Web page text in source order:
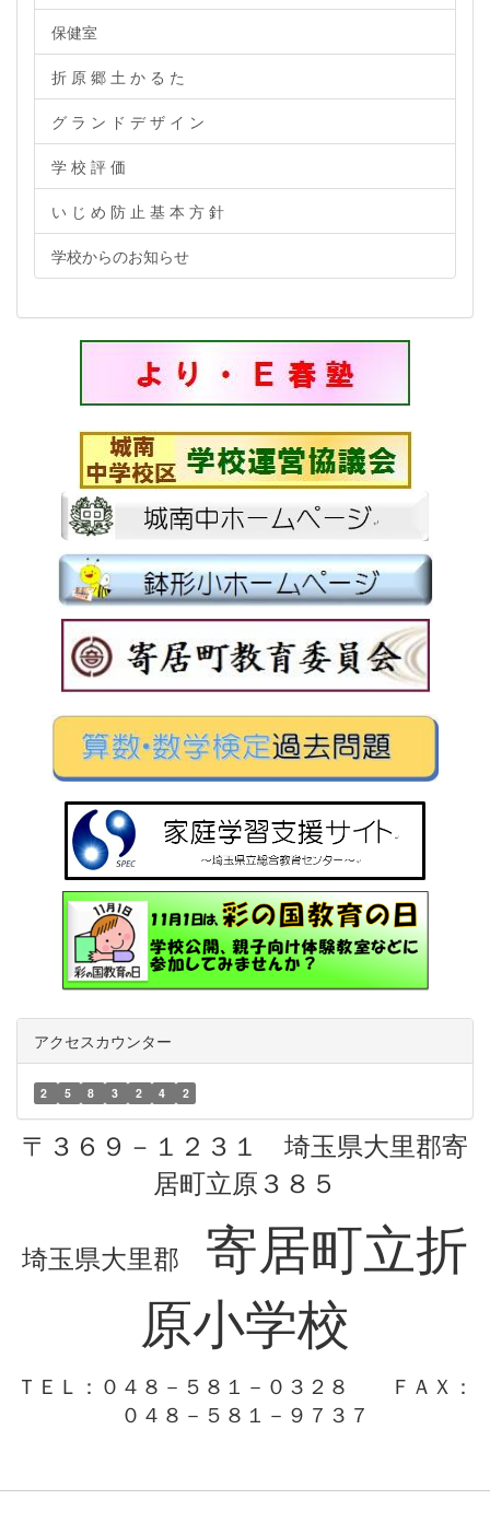
保健室
折 原 郷 土 か る た
グ ラ ン ド デ ザ イ ン
学 校 評 価
い じ め 防 止 基 本 方 針
学校からのお知らせ
アクセスカウンター
2 5 8 3 2 4 2
〒３６９－１２３１ 埼玉県大里郡寄
居町立原３８５
埼玉県大里郡
寄居町立折
原小学校
ＴＥＬ：０４８－５８１－０３２８
ＦＡＸ：
０４８－５８１－９７３７